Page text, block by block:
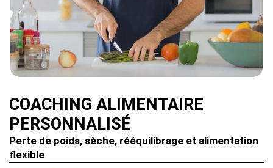
COACHING ALIMENTAIRE
PERSONNALISÉ
Perte de poids, sèche, rééquilibrage et alimentation
flexible